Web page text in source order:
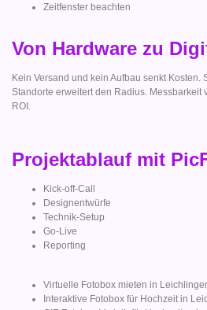
Zeitfenster beachten
Von Hardware zu
Kein Versand und kein Aufbau senkt Kosten.
Standorte erweitert den Radius. Messbarkeit
ROI.
Projektablauf mit
Kick-off-Call
Designentwürfe
Technik-Setup
Go-Live
Reporting
Virtuelle Fotobox mieten in
Interaktive Fotobox für Hochzeit in